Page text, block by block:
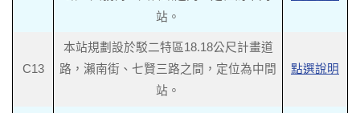
站。
C13
本站規劃設於駁二特區18.18公尺計畫道
路，瀨南街、七賢三路之間，定位為中間
站。
點選說明